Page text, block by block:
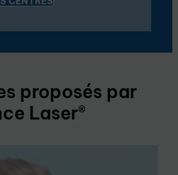
proposés par
Laser®